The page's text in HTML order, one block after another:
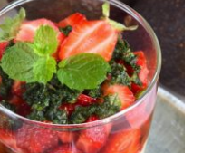
Creme
und